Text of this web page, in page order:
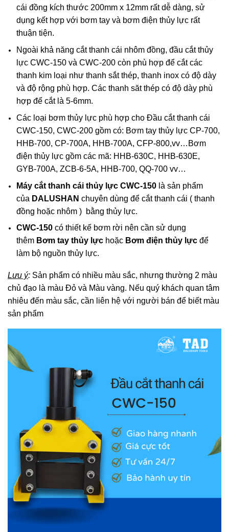
cái đồng kích thước 200mm x 12mm rất dễ dàng, sử
dụng kết hợp với bơm tay và bơm điện thủy lực rất
thuận tiện.
Ngoài khả năng cắt thanh cái nhôm đồng, đầu cắt thủy
lực CWC-150 và CWC-200 còn phù hợp để cắt các
thanh kim loại như thanh sắt thép, thanh inox có độ dày
và độ rộng phù hợp. Các thanh săt thép có độ dày phù
hợp để cắt là 5-6mm.
Các loại bơm thủy lực phù hợp cho Đầu cắt thanh cái
CWC-150, CWC-200 gồm có: Bơm tay thủy lực CP-700,
HHB-700, CP-700A, HHB-700A, CFP-800,vv…Bơm
điện thủy lực gồm các mã: HHB-630C, HHB-630E,
GYB-700A, ZCB-6-5A, HHB-700, QQ-700 vv…
Máy cắt thanh cái thủy lực CWC-150 là sản phẩm
của DALUSHAN chuyên dùng để cắt thanh cái ( thanh
đồng hoặc nhôm ) bằng thủy lực.
CWC-150 có thiết kế bơm rời nên cần sử dụng
thêm Bơm tay thủy lực hoặc Bơm điện thủy lực để
làm bộ nguồn thủy lực.
Lưu ý: Sản phẩm có nhiều màu sắc, nhưng thường 2 màu
chủ đạo là màu Đỏ và Màu vàng. Nếu quý khách quan tâm
nhiêu đến màu sắc, cần liên hệ với người bán để biết màu
sản phẩm